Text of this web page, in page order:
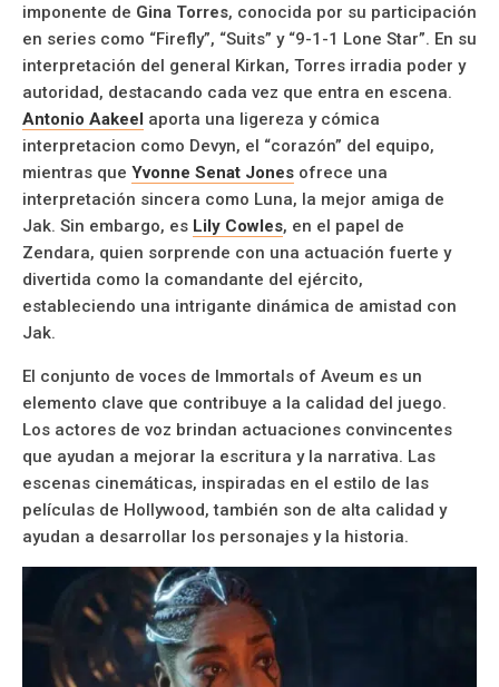
imponente de Gina Torres, conocida por su participación
en series como “Firefly”, “Suits” y “9-1-1 Lone Star”. En su
interpretación del general Kirkan, Torres irradia poder y
autoridad, destacando cada vez que entra en escena.
Antonio Aakeel aporta una ligereza y cómica
interpretacion como Devyn, el “corazón” del equipo,
mientras que Yvonne Senat Jones ofrece una
interpretación sincera como Luna, la mejor amiga de
Jak. Sin embargo, es Lily Cowles, en el papel de
Zendara, quien sorprende con una actuación fuerte y
divertida como la comandante del ejército,
estableciendo una intrigante dinámica de amistad con
Jak.
El conjunto de voces de Immortals of Aveum es un
elemento clave que contribuye a la calidad del juego.
Los actores de voz brindan actuaciones convincentes
que ayudan a mejorar la escritura y la narrativa. Las
escenas cinemáticas, inspiradas en el estilo de las
películas de Hollywood, también son de alta calidad y
ayudan a desarrollar los personajes y la historia.